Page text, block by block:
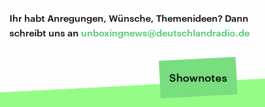
Ihr habt Anregungen, Wünsche, Themenideen? Dann
schreibt uns an unboxingnews@deutschlandradio.de
Shownotes